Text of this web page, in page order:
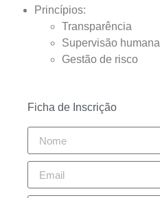
Princípios:
Transparência
Supervisão humana
Gestão de risco
Ficha de Inscrição